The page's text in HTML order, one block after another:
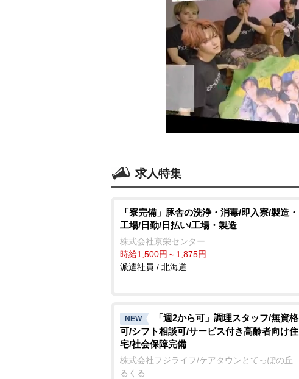
求人特集
「寮完備」豚舎の洗浄・消毒/即入寮/製造・
工場/日勤/日払い/工場・製造
株式会社京栄センター
時給1,500円～1,875円
派遣社員 / 北海道
NEW
「週2から可」調理スタッフ/無資格
可/シフト相談可/サービス付き高齢者向け住
宅/社会保障完備
株式会社フジライフ/ケアタウンとてっぽの丘
るくる